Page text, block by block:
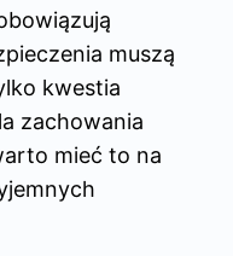
muszą
kwestia
zachowania
mieć to na